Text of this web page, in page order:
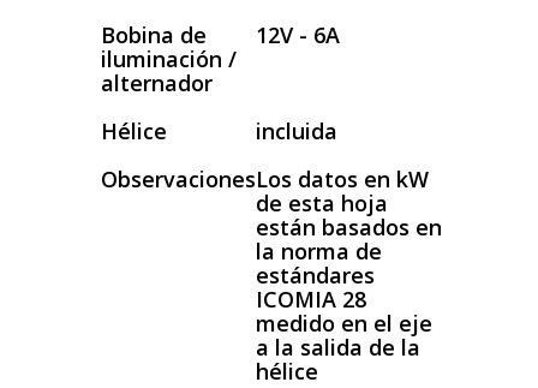
Bobina de
iluminación /
alternador
12V - 6A
Hélice
incluida
ObservacionesLos datos en kW
de esta hoja
están basados en
la norma de
estándares
ICOMIA 28
medido en el eje
a la salida de la
hélice